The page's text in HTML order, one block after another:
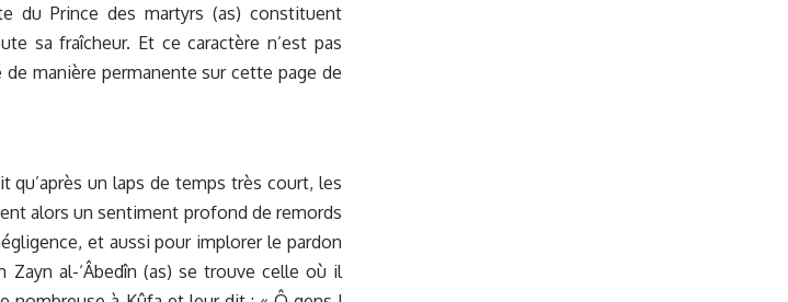
du Prince des martyrs (as) constituent
sa fraîcheur. Et ce caractère n’est pas
de manière permanente sur cette page de
un laps de temps très court, les
alors un sentiment profond de remords
et aussi pour implorer le pardon
Zayn al-‘Âbedîn (as) se trouve celle où il